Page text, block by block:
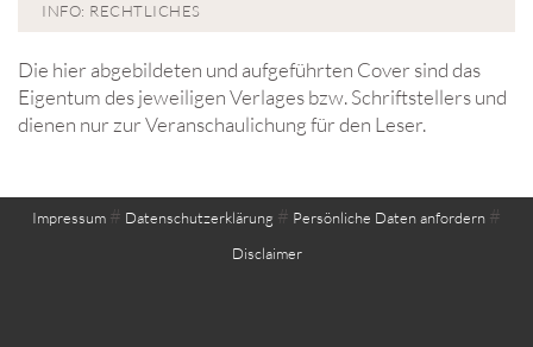
INFO: RECHTLICHES
Die hier abgebildeten und aufgeführten Cover sind das
Eigentum des jeweiligen Verlages bzw. Schriftstellers und
dienen nur zur Veranschaulichung für den Leser.
Impressum # Datenschutzerklärung # Persönliche Daten anfordern #
Disclaimer